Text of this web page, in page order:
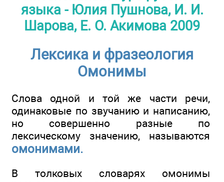
языка - Юлия Пушнова, И. И.
Шарова, Е. О. Акимова 2009
Лексика и фразеология
Омонимы
Слова одной и той же части речи,
одинаковые по звучанию и написанию,
но совершенно разные по
лексическому значению, называются
омонимами.
В толковых словарях омонимы